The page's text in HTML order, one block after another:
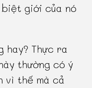
giới của nó
hay? Thực ra
thường có ý
vì thế mà cả